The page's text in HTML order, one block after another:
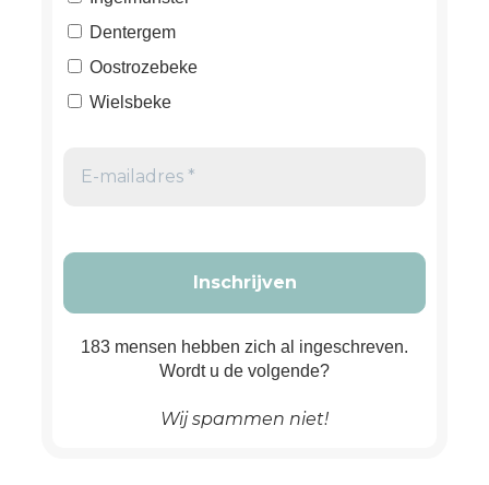
Dentergem
Oostrozebeke
Wielsbeke
183 mensen hebben zich al ingeschreven.
Wordt u de volgende?
Wij spammen niet!